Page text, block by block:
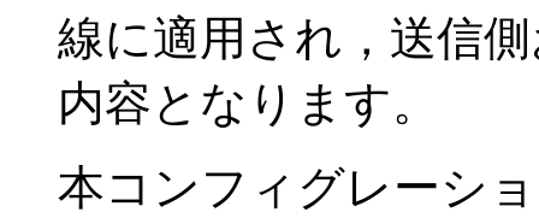
線に適用され，送信
内容となります。
本コンフィグレーシ